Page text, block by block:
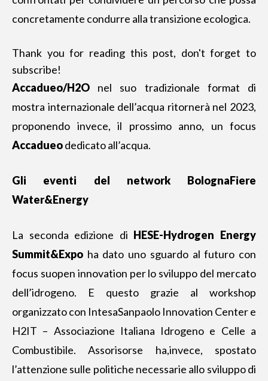
concretamente condurre alla transizione ecologica.
Thank you for reading this post, don't forget to
subscribe!
Accadueo/H2O nel suo tradizionale format di
mostra internazionale dell’acqua ritornerà nel 2023,
proponendo invece, il prossimo anno, un focus
Accadueodedicato all’acqua.
Gli eventi del network BolognaFiere
Water&Energy
La seconda edizione di HESE-Hydrogen Energy
Summit&Expo ha dato uno sguardo al futuro con
focus suopen innovation per lo sviluppo del mercato
dell’idrogeno. E questo grazie al workshop
organizzato con IntesaSanpaolo Innovation Center e
H2IT – Associazione Italiana Idrogeno e Celle a
Combustibile. Assorisorse ha,invece, spostato
l’attenzione sulle politiche necessarie allo sviluppo di